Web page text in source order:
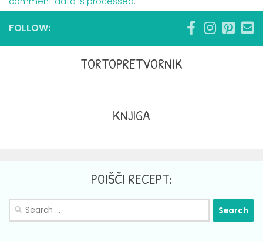
FOLLOW:
TORTOPRETVORNIK
KNJIGA
POIŠČI RECEPT:
Search